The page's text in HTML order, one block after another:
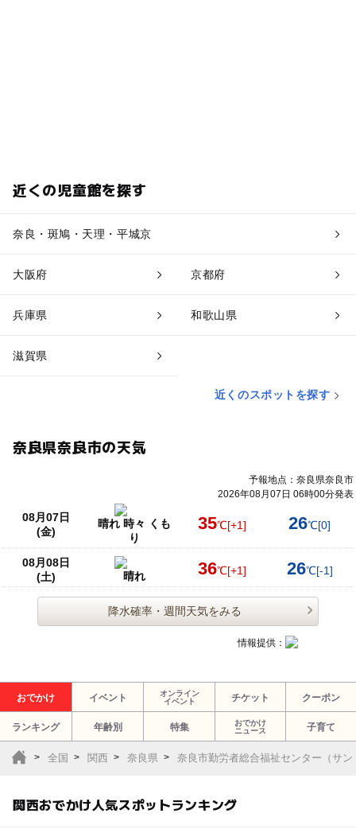
近くの児童館を探す
奈良・斑鳩・天理・平城京
大阪府 京都府
兵庫県 和歌山県
滋賀県
近くのスポットを探す
奈良県奈良市の天気
予報地点：奈良県奈良市
2026年08月07日 06時00分発表
08月07日
(金)
晴れ 時々 くも
り
35℃[+1] 26℃[0]
08月08日
(土)
晴れ 36℃[+1] 26℃[-1]
降水確率・週間天気をみる
情報提供：
おでかけ イベント
オンライン
イベント
チケット クーポン
ランキング 年齢別 特集
おでかけ
ニュース
子育て
全国 関西 奈良県 奈良市勤労者総合福祉センター（サ
関西おでかけ人気スポットランキング